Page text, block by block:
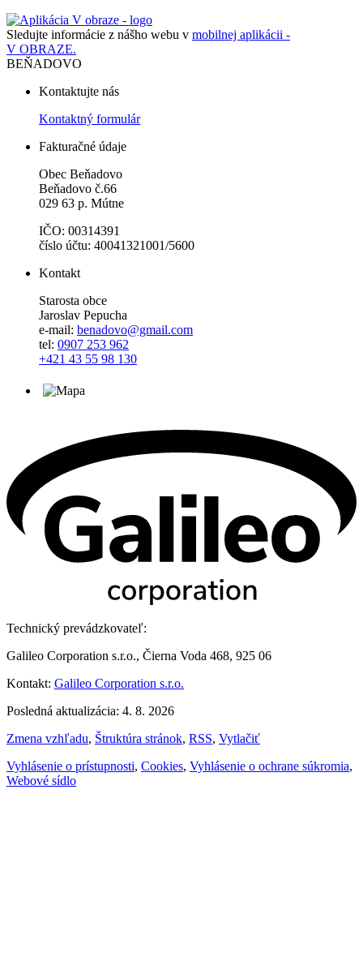
Sledujte informácie z nášho webu v mobilnej aplikácii -
V OBRAZE.
BEŇADOVO
Kontaktujte nás
Kontaktný formulár
Fakturačné údaje
Obec Beňadovo
Beňadovo č.66
029 63 p. Mútne
IČO: 00314391
číslo účtu: 40041321001/5600
Kontakt
Starosta obce
Jaroslav Pepucha
e-mail: benadovo@gmail.com
tel: 0907 253 962
+421 43 55 98 130
Technický prevádzkovateľ:
Galileo Corporation s.r.o., Čierna Voda 468, 925 06
Kontakt: Galileo Corporation s.r.o.
Posledná aktualizácia: 4. 8. 2026
Zmena vzhľadu, Štruktúra stránok, RSS, Vytlačiť
Vyhlásenie o prístupnosti, Cookies, Vyhlásenie o ochrane súkromia,
Webové sídlo